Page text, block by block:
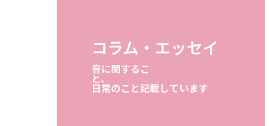
コラム・エッセイ
音に関するこ
と、
日常のこと記載しています